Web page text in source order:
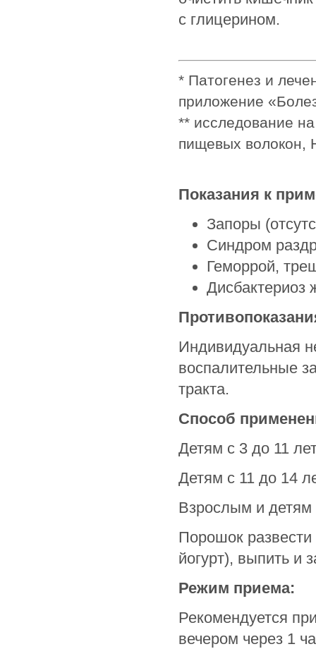
с глицерином.
* Патогенез и
приложение
** исследование
пищевых
Показания к
Запоры
Синдром
Геморрой,
Дисбактериоз
Индивидуальная
воспалительные
тракта.
Способ
Детям с 3 до 11
Детям с 11 до 14
Взрослым и детям
Порошок развести
йогурт), выпить и
Режим приема:
Рекомендуется
вечером через 1